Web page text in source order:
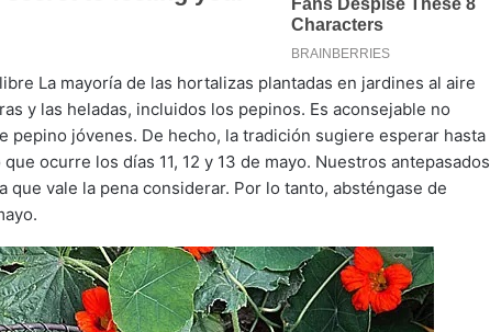
La mayoría de las hortalizas plantadas en jardines al aire
y las heladas, incluidos los pepinos. Es aconsejable no
pepino jóvenes. De hecho, la tradición sugiere esperar hasta
ocurre los días 11, 12 y 13 de mayo. Nuestros antepasados
vale la pena considerar. Por lo tanto, absténgase de